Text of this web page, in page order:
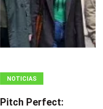
NOTICIAS
Pitch Perfect: